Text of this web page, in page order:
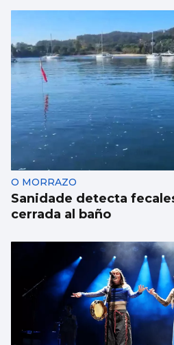
La portada de Atlántico
O MORRAZO
Sanidade detecta
cerrada al baño